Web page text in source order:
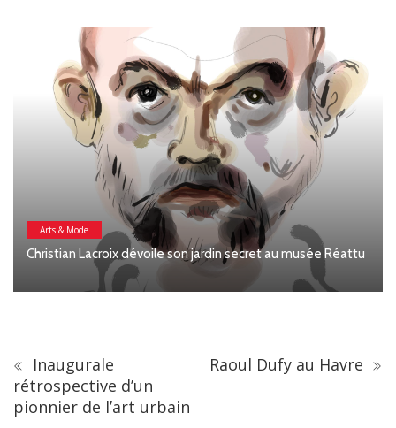
Arts & Mode
Christian Lacroix dévoile son jardin secret au musée Réattu
Inaugurale
rétrospective d’un
pionnier de l’art urbain
Raoul Dufy au Havre